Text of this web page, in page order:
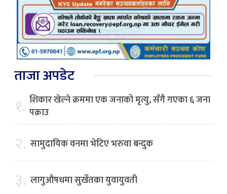
ताजा अपडेट
१. शिकार खेल्ने क्रममा एक जनाको मृत्यु, सँगै गएका ६ जना
पक्राउ
२. सामुदायिक वनमा भेटिए भरुवा बन्दुक
३. लागुऔषधमा सुर्खेतका युवायुवती